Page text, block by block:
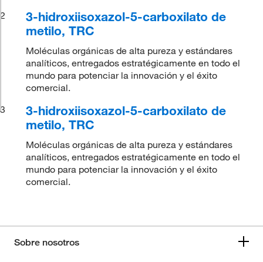
2
3-hidroxiisoxazol-5-carboxilato de
metilo, TRC
Moléculas orgánicas de alta pureza y estándares
analíticos, entregados estratégicamente en todo el
mundo para potenciar la innovación y el éxito
comercial.
3
3-hidroxiisoxazol-5-carboxilato de
metilo, TRC
Moléculas orgánicas de alta pureza y estándares
analíticos, entregados estratégicamente en todo el
mundo para potenciar la innovación y el éxito
comercial.
Sobre nosotros